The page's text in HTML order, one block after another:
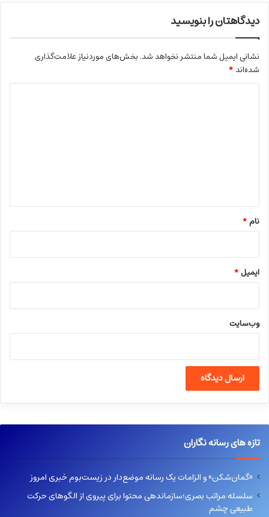
دیدگاهتان را بنویسید
نشانی ایمیل شما منتشر نخواهد شد. بخش‌های موردنیاز علامت‌گذاری
شده‌اند*
نام*
ایمیل*
وب‌سایت
تازه های رسانه نگاران
«گمان‌شکن» و الزامات یک رسانه موضع‌دار در زیست‌بوم خبری امروز
سلسله مراتب بصری؛سازماندهی محتوا برای پیروی از الگوهای حرکت
طبیعی چشم